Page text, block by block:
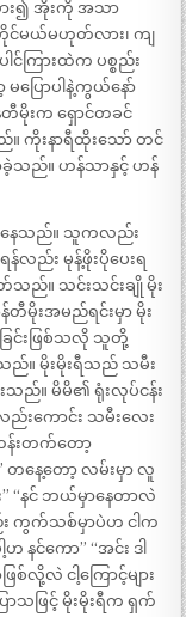
း၍ အိုးကို အသာ
င်မယ်မဟုတ်လား၊ ကျ
င်ကြားထဲက ပစ္စည်း
ပြောပါနဲ့ကွယ်နော်
မိုးက ရှောင်တခင်
ကိုးနာရီထိုးသော် တင်
သည်။ ဟန်သာနှင့် ဟန်
ေသည်။ သူကလည်း
လည်း မုန့်ဖိုးပိုပေးရ
ည်။ သင်းသင်းချို မိုး
မိုးအမည်ရင်းမှာ မိုး
ြင်းဖြစ်သလို သူတို့
ည်။ မိုးမိုးရီသည် သမီး
ည်။ မိမိ၏ ရုံးလုပ်ငန်း
လည်းကောင်း သမီးလေး
န်းတက်တော့
တနေ့တော့ လမ်းမှာ လူ
“နင် ဘယ်မှာနေတာလဲ
ည်း ကွက်သစ်မှာပဲဟ ငါက
ဟ နင်ကော” “အင်း ဒါ
လို့လဲ ငါ့ကြောင့်များ
ာသဖြင့် မိုးမိုးရီက ရှက်